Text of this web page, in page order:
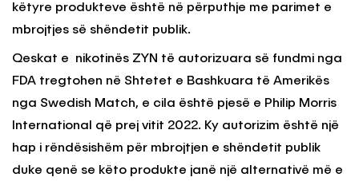
këtyre produkteve është në përputhje me parimet e
mbrojtjes së shëndetit publik.
Qeskat e nikotinës ZYN të autorizuara së fundmi nga
FDA tregtohen në Shtetet e Bashkuara të Amerikës
nga Swedish Match, e cila është pjesë e Philip Morris
International që prej vitit 2022. Ky autorizim është një
hap i rëndësishëm për mbrojtjen e shëndetit publik
duke qenë se këto produkte janë një alternativë më e